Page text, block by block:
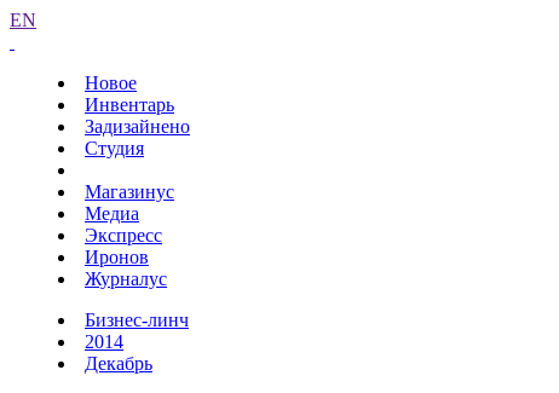
EN
Новое
Инвентарь
Задизайнено
Студия
Магазинус
Медиа
Экспресс
Иронов
Журналус
Бизнес-линч
2014
Декабрь